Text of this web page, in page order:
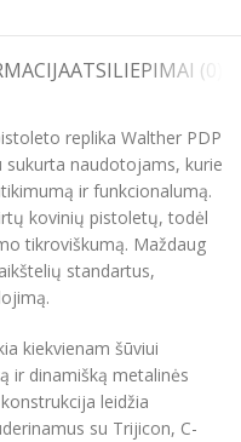
ATSILIEPIMAI (0)
replika Walther PDP
sukurta naudotojams, kurie
ir funkcionalumą.
kovinių pistoletų, todėl
tikroviškumą. Maždaug
standartus,
kiekvienam šūviui
ir dinamišką metalinės
leidžia
su Trijicon, C-